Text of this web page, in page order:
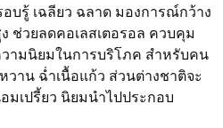
บรู้ เฉลียว ฉลาด มองการณ์กว้าง
ช่วยลดคอเลสเตอรอล ควบคุม
ามนิยมในการบริโภค สำหรับคน
าน ฉ่ำเนื้อแก้ว ส่วนต่างชาติจะ
มเปรี้ยว นิยมนำไปประกอบ